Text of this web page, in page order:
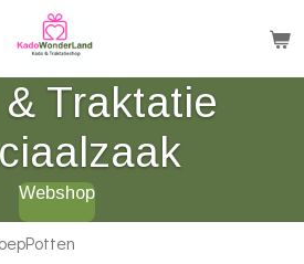
Traktatie
Webshop